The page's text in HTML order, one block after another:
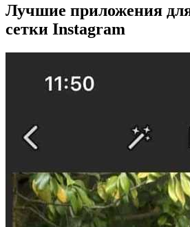
Лучшие приложения
сетки Instagram